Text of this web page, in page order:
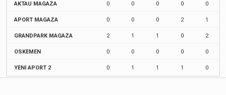
AKTAU MAGAZA 0 0 0 0 0
APORT MAGAZA 0 0 0 2 1
GRANDPARK MAGAZA 2 1 1 0 2
OSKEMEN 0 0 0 0 0
YENI APORT 2 0 1 1 1 0